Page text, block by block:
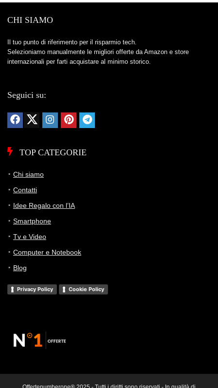
CHI SIAMO
Il tuo punto di riferimento per il risparmio tech.
Selezioniamo manualmente le migliori offerte da Amazon e store
internazionali per farti acquistare al minimo storico.
Seguici su:
TOP CATEGORIE
Chi siamo
Contatti
Idee Regalo con l’IA
Smartphone
Tv e Video
Computer e Notebook
Blog
Privacy Policy Cookie Policy